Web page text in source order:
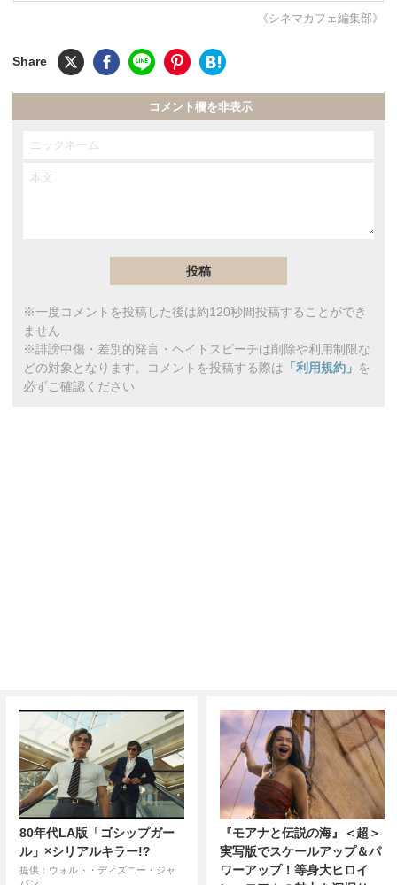
《シネマカフェ編集部》
コメント欄を非表示
※一度コメントを投稿した後は約120秒間投稿することができ
ません
※誹謗中傷・差別的発言・ヘイトスピーチは削除や利用制限な
どの対象となります。コメントを投稿する際は 「利用規約」 を
必ずご確認ください
80年代LA版「ゴシップガー
ル」×シリアルキラー!?
提供：ウォルト・ディズニー・ジャ
パン
『モアナと伝説の海』＜超＞
実写版でスケールアップ＆パ
ワーアップ！等身大ヒロイ